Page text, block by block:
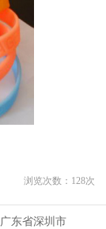
浏览次数： 128次
广东省深圳市